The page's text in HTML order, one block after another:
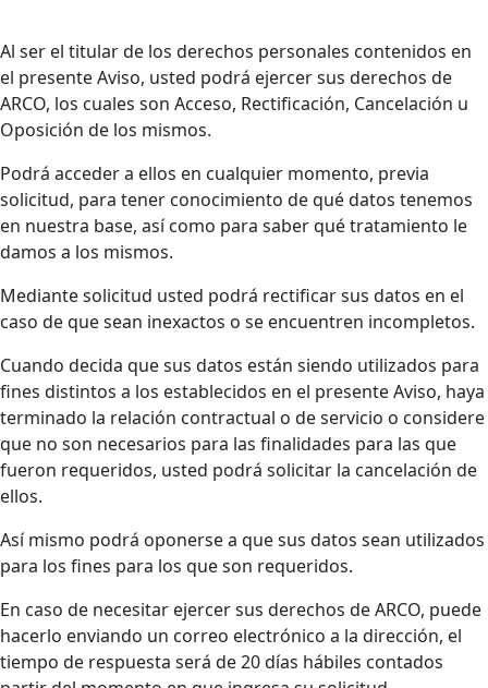
Al ser el titular de los derechos personales contenidos en
el presente Aviso, usted podrá ejercer sus derechos de
ARCO, los cuales son Acceso, Rectificación, Cancelación u
Oposición de los mismos.
Podrá acceder a ellos en cualquier momento, previa
solicitud, para tener conocimiento de qué datos tenemos
en nuestra base, así como para saber qué tratamiento le
damos a los mismos.
Mediante solicitud usted podrá rectificar sus datos en el
caso de que sean inexactos o se encuentren incompletos.
Cuando decida que sus datos están siendo utilizados para
fines distintos a los establecidos en el presente Aviso, haya
terminado la relación contractual o de servicio o considere
que no son necesarios para las finalidades para las que
fueron requeridos, usted podrá solicitar la cancelación de
ellos.
Así mismo podrá oponerse a que sus datos sean utilizados
para los fines para los que son requeridos.
En caso de necesitar ejercer sus derechos de ARCO, puede
hacerlo enviando un correo electrónico a la dirección, el
tiempo de respuesta será de 20 días hábiles contados